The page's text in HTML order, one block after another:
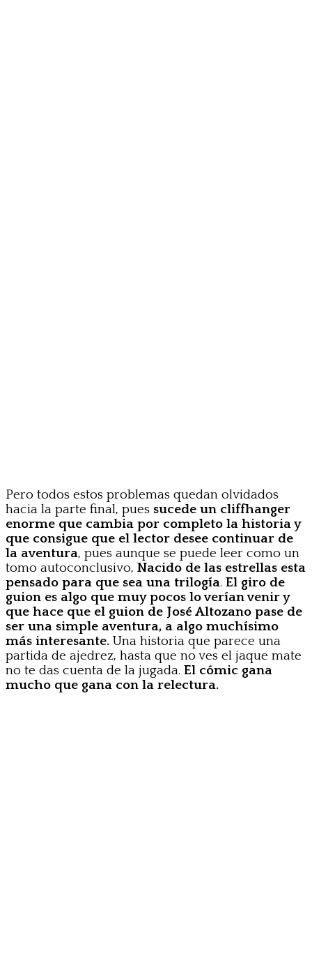
Pero todos estos problemas quedan olvidados
hacia la parte final, pues sucede un cliffhanger
enorme que cambia por completo la historia y
que consigue que el lector desee continuar de
la aventura, pues aunque se puede leer como un
tomo autoconclusivo, Nacido de las estrellas esta
pensado para que sea una trilogía. El giro de
guion es algo que muy pocos lo verían venir y
que hace que el guion de José Altozano pase de
ser una simple aventura, a algo muchísimo
más interesante. Una historia que parece una
partida de ajedrez, hasta que no ves el jaque mate
no te das cuenta de la jugada. El cómic gana
mucho que gana con la relectura.